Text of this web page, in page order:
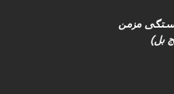
مزمن
بل)